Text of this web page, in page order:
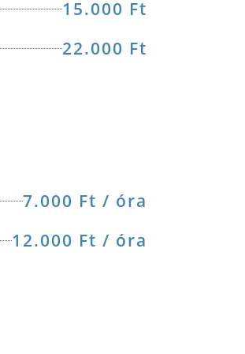
15.000 Ft
22.000 Ft
7.000 Ft / óra
12.000 Ft / óra